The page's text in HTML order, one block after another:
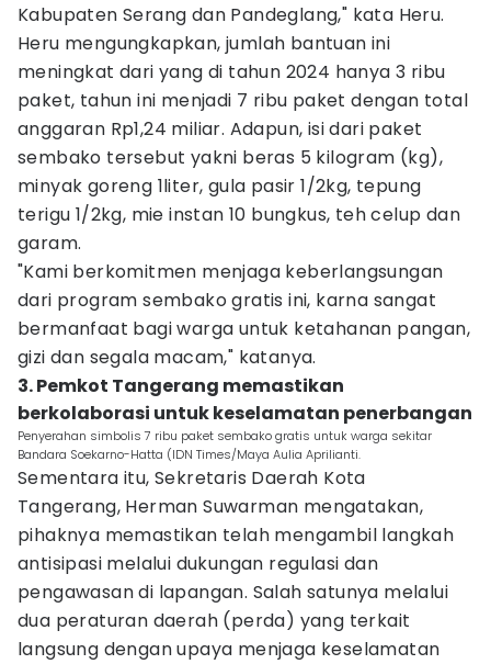
Kabupaten Serang dan Pandeglang," kata Heru.
Heru mengungkapkan, jumlah bantuan ini
meningkat dari yang di tahun 2024 hanya 3 ribu
paket, tahun ini menjadi 7 ribu paket dengan total
anggaran Rp1,24 miliar. Adapun, isi dari paket
sembako tersebut yakni beras 5 kilogram (kg),
minyak goreng 1liter, gula pasir 1/2kg, tepung
terigu 1/2kg, mie instan 10 bungkus, teh celup dan
garam.
"Kami berkomitmen menjaga keberlangsungan
dari program sembako gratis ini, karna sangat
bermanfaat bagi warga untuk ketahanan pangan,
gizi dan segala macam," katanya.
3. Pemkot Tangerang memastikan
berkolaborasi untuk keselamatan penerbangan
Penyerahan simbolis 7 ribu paket sembako gratis untuk warga sekitar
Bandara Soekarno-Hatta (IDN Times/Maya Aulia Aprilianti.
Sementara itu, Sekretaris Daerah Kota
Tangerang, Herman Suwarman mengatakan,
pihaknya memastikan telah mengambil langkah
antisipasi melalui dukungan regulasi dan
pengawasan di lapangan. Salah satunya melalui
dua peraturan daerah (perda) yang terkait
langsung dengan upaya menjaga keselamatan